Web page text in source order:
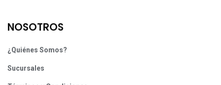
NOSOTROS
¿Quiénes Somos?
Sucursales